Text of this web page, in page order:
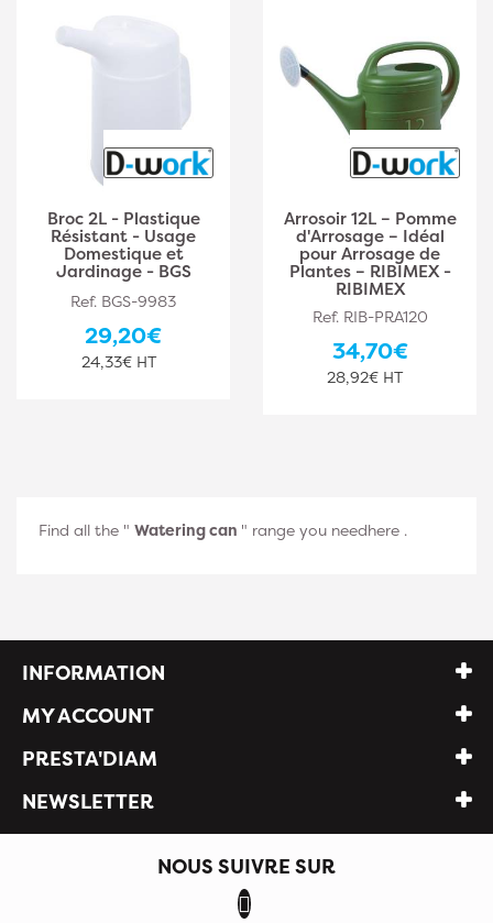
Broc 2L - Plastique
Résistant - Usage
Domestique et
Jardinage - BGS
Ref. BGS-9983
29,20€
24,33€ HT
Arrosoir 12L – Pomme
d'Arrosage – Idéal
pour Arrosage de
Plantes – RIBIMEX -
RIBIMEX
Ref. RIB-PRA120
34,70€
28,92€ HT
Find all the " Watering can " range you needhere .
INFORMATION
MY ACCOUNT
PRESTA'DIAM
NEWSLETTER
NOUS SUIVRE SUR